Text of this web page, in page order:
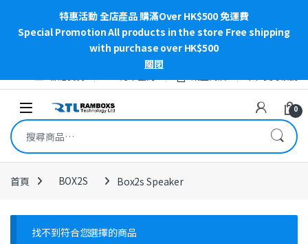
特惠活動 全店產品 購滿Over HK$500 免運費
Special Promotion All products in the store Free shipping
with purchase over HK$500
關閉
Open 0
搜尋關鍵字:
首頁 BOX2S Box2s Speaker
找不到符合您選擇的商品